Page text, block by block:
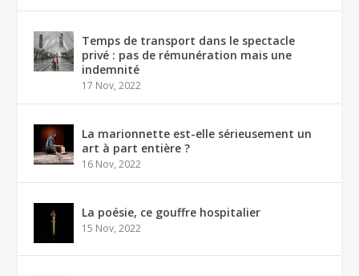
Temps de transport dans le spectacle
privé : pas de rémunération mais une
indemnité
17 Nov, 2022
La marionnette est-elle sérieusement un
art à part entière ?
16 Nov, 2022
La poésie, ce gouffre hospitalier
15 Nov, 2022